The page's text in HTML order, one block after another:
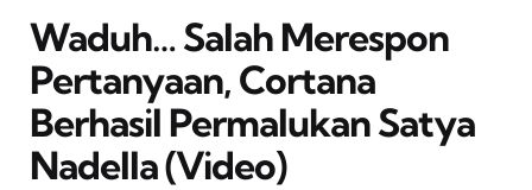
Waduh… Salah Merespon
Pertanyaan, Cortana
Berhasil Permalukan Satya
Nadella (Video)